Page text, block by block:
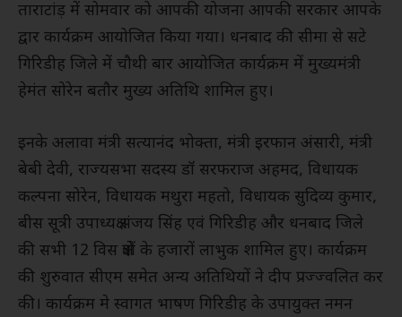
ताराटांड़ में सोमवार को आपकी योजना आपकी सरकार आपके
द्वार कार्यक्रम आयोजित किया गया। धनबाद की सीमा से सटे
गिरिडीह जिले में चौथी बार आयोजित कार्यक्रम में मुख्यमंत्री
हेमंत सोरेन बतौर मुख्य अतिथि शामिल हुए।
इनके अलावा मंत्री सत्यानंद भोक्ता, मंत्री इरफान अंसारी, मंत्री
बेबी देवी, राज्यसभा सदस्य डॉ सरफराज अहमद, विधायक
कल्पना सोरेन, विधायक मथुरा महतो, विधायक सुदिव्य कुमार,
बीस सूत्री उपाध्यक्ष संजय सिंह एवं गिरिडीह और धनबाद जिले
की सभी 12 विस क्षेत्रों के हजारों लाभुक शामिल हुए। कार्यक्रम
की शुरुवात सीएम समेत अन्य अतिथियों ने दीप प्रज्ज्वलित कर
की। कार्यक्रम मे स्वागत भाषण गिरिडीह के उपायुक्त नमन